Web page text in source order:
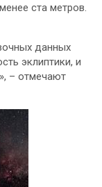
ста метров.
данных
эклиптики, и
– отмечают